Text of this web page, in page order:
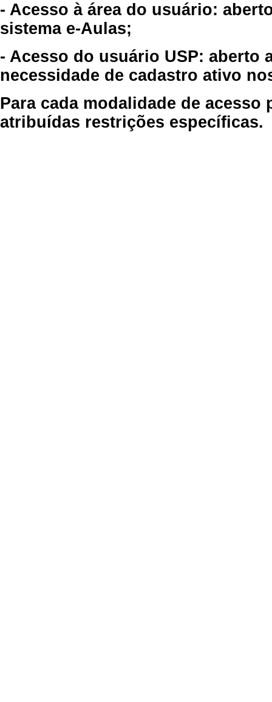
- Acesso à área do usuário:
sistema e-Aulas;
- Acesso do usuário USP: aberto
necessidade de cadastro ativo
Para cada modalidade de
atribuídas restrições específicas.